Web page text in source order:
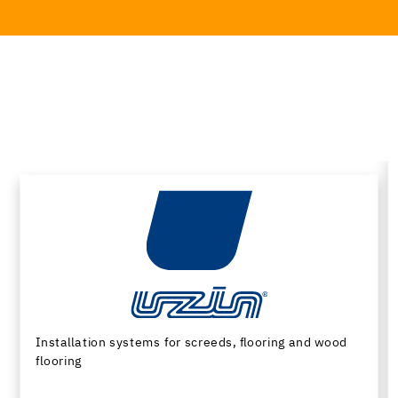
Machinery and special tools for subfloor preparation
and installation of floor coverings